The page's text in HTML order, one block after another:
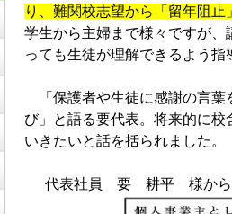
り、難関校志望から「留年阻
学生から主婦まで様々ですが
っても生徒が理解できるよう指
「保護者や生徒に感謝の言葉
び」と語る要代表。将来的に
いきたいと話を括られました。
代表社員 要 耕平 様から